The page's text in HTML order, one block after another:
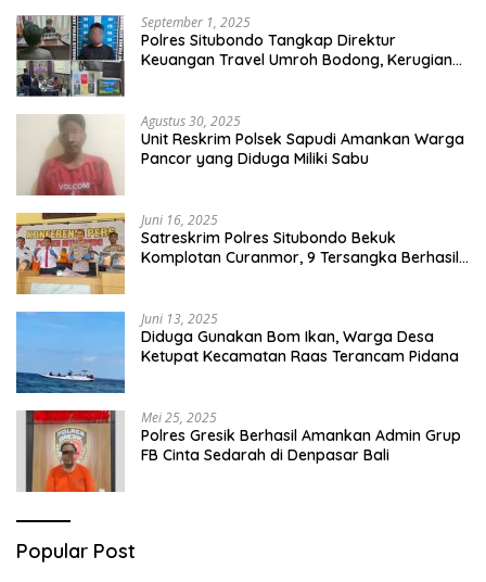
September 1, 2025
Polres Situbondo Tangkap Direktur
Keuangan Travel Umroh Bodong, Kerugian
Agustus 30, 2025
Unit Reskrim Polsek Sapudi Amankan Warga
Pancor yang Diduga Miliki Sabu
Juni 16, 2025
Satreskrim Polres Situbondo Bekuk
Komplotan Curanmor, 9 Tersangka Berhasil
Juni 13, 2025
Diduga Gunakan Bom Ikan, Warga Desa
Ketupat Kecamatan Raas Terancam Pidana
Mei 25, 2025
Polres Gresik Berhasil Amankan Admin Grup
FB Cinta Sedarah di Denpasar Bali
Popular Post